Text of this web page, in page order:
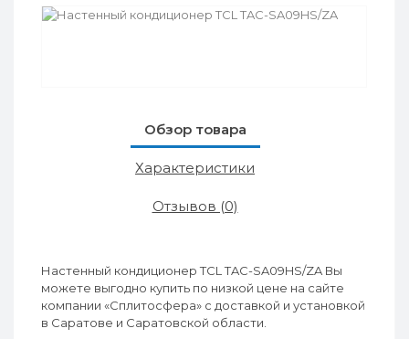
Обзор товара
Характеристики
Отзывов (0)
Настенный кондиционер TCL TAC-SA09HS/ZA Вы
можете выгодно купить по низкой цене на сайте
компании «Сплитосфера» с доставкой и установкой
в Саратове и Саратовской области.